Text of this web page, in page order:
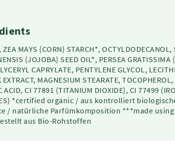
MAYS (CORN) STARCH*, OCTYLDODECANOL,
(JOJOBA) SEED OIL*, PERSEA GRATISSIMA
CAPRYLATE, PENTYLENE GLYCOL,
MAGNESIUM STEARATE,
ACID, CI 77891 (TITANIUM DIOXIDE), CI 77499
*certified organic / aus kontrolliert
/ natürliche Parfümkomposition ***made
aus Bio-Rohstoffen